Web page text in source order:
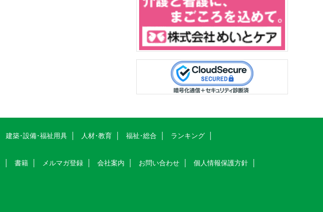
建築･設備･福祉用具 人材･教育 福祉･総合
ランキング
書籍 メルマガ登録 会社案内 お問い合わせ
個人情報保護方針